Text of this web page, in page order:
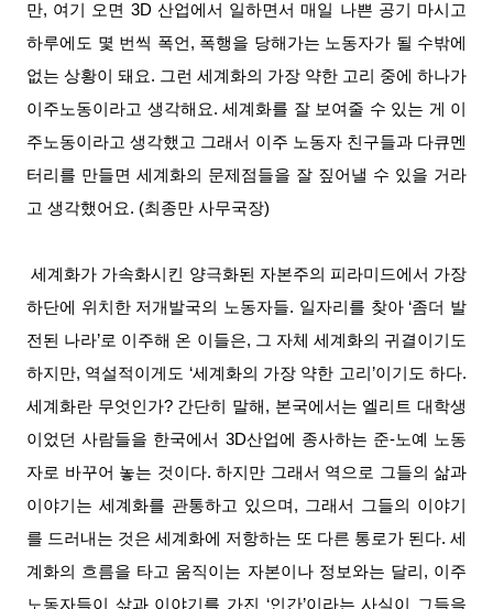
만, 여기 오면 3D 산업에서 일하면서 매일 나쁜 공기 마시고
하루에도 몇 번씩 폭언, 폭행을 당해가는 노동자가 될 수밖에
없는 상황이 돼요. 그런 세계화의 가장 약한 고리 중에 하나가
이주노동이라고 생각해요. 세계화를 잘 보여줄 수 있는 게 이
주노동이라고 생각했고 그래서 이주 노동자 친구들과 다큐멘
터리를 만들면 세계화의 문제점들을 잘 짚어낼 수 있을 거라
고 생각했어요. (최종만 사무국장)
세계화가 가속화시킨 양극화된 자본주의 피라미드에서 가장
하단에 위치한 저개발국의 노동자들. 일자리를 찾아 ‘좀더 발
전된 나라’로 이주해 온 이들은, 그 자체 세계화의 귀결이기도
하지만, 역설적이게도 ‘세계화의 가장 약한 고리’이기도 하다.
세계화란 무엇인가? 간단히 말해, 본국에서는 엘리트 대학생
이었던 사람들을 한국에서 3D산업에 종사하는 준-노예 노동
자로 바꾸어 놓는 것이다. 하지만 그래서 역으로 그들의 삶과
이야기는 세계화를 관통하고 있으며, 그래서 그들의 이야기
를 드러내는 것은 세계화에 저항하는 또 다른 통로가 된다. 세
계화의 흐름을 타고 움직이는 자본이나 정보와는 달리, 이주
노동자들이 삶과 이야기를 가진 ‘인간’이라는 사실이 그들을